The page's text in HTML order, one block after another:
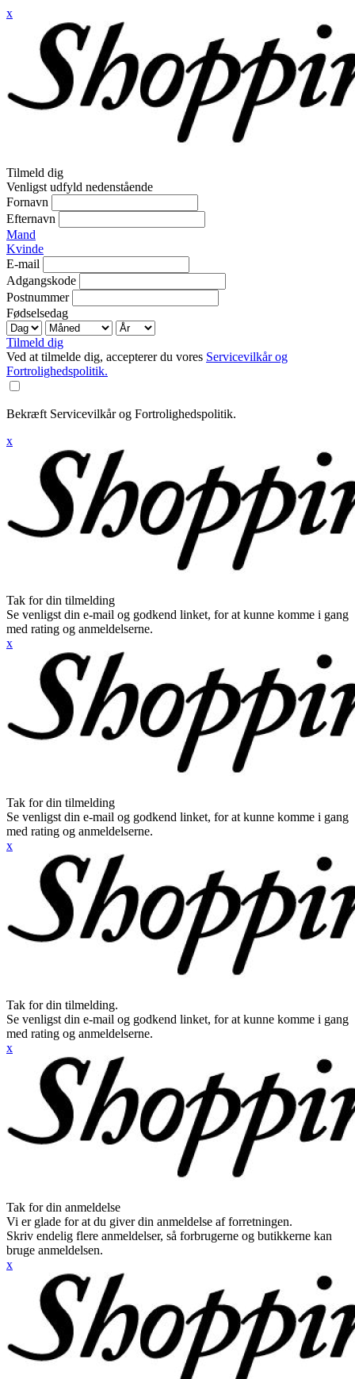
x
Tilmeld dig
Venligst udfyld nedenstående
Fornavn
Efternavn
Mand
Kvinde
E-mail
Adgangskode
Postnummer
Fødselsedag
Tilmeld dig
Ved at tilmelde dig, accepterer du vores Servicevilkår og
Fortrolighedspolitik.
Bekræft Servicevilkår og Fortrolighedspolitik.
x
Tak for din tilmelding
Se venligst din e-mail og godkend linket, for at kunne komme i gang
med rating og anmeldelserne.
x
Tak for din tilmelding
Se venligst din e-mail og godkend linket, for at kunne komme i gang
med rating og anmeldelserne.
x
Tak for din tilmelding.
Se venligst din e-mail og godkend linket, for at kunne komme i gang
med rating og anmeldelserne.
x
Tak for din anmeldelse
Vi er glade for at du giver din anmeldelse af forretningen.
Skriv endelig flere anmeldelser, så forbrugerne og butikkerne kan
bruge anmeldelsen.
x